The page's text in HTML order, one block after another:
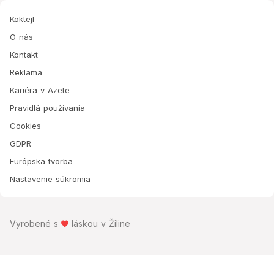
Koktejl
O nás
Kontakt
Reklama
Kariéra v Azete
Pravidlá používania
Cookies
GDPR
Európska tvorba
Nastavenie súkromia
Vyrobené s láskou v Žiline